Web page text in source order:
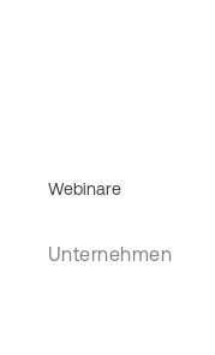
Webinare
Unternehmen